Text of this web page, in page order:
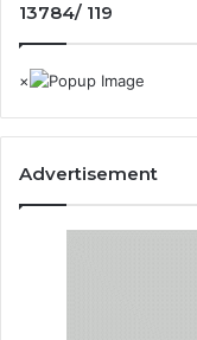
13784/ 119
Advertisement